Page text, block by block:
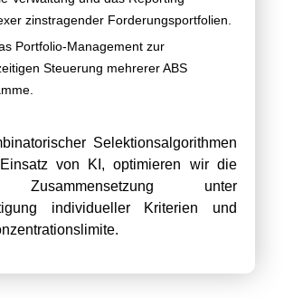
zinstragender Forderungsportfolien.
Portfolio-Management zur
Steuerung mehrerer ABS
Selektionsalgorithmen
von KI, optimieren wir die
Zusammensetzung unter
individueller Kriterien und